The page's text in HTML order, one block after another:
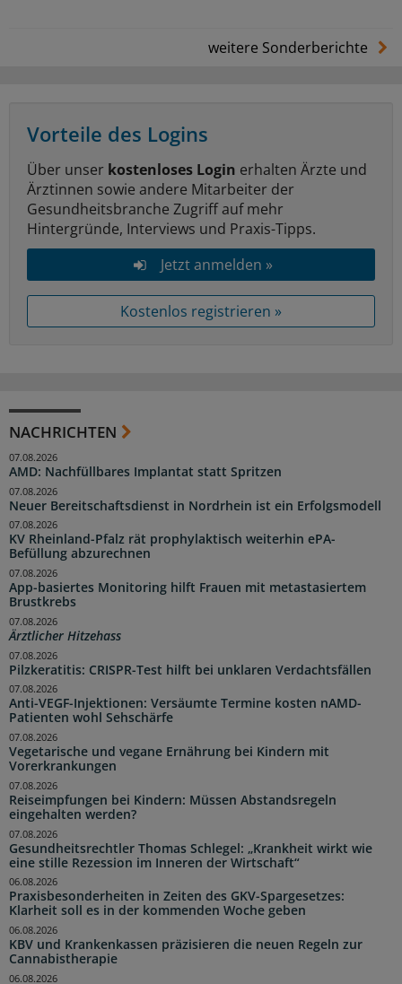
weitere Sonderberichte
Vorteile des Logins
Über unser kostenloses Login erhalten Ärzte und
Ärztinnen sowie andere Mitarbeiter der
Gesundheitsbranche Zugriff auf mehr
Hintergründe, Interviews und Praxis-Tipps.
Jetzt anmelden »
Kostenlos registrieren »
NACHRICHTEN
AMD: Nachfüllbares Implantat statt Spritzen
07.08.2026
Neuer Bereitschaftsdienst in Nordrhein ist ein Erfolgsmodell
07.08.2026
KV Rheinland-Pfalz rät prophylaktisch weiterhin ePA-
Befüllung abzurechnen
07.08.2026
App-basiertes Monitoring hilft Frauen mit metastasiertem
Brustkrebs
07.08.2026
Ärztlicher Hitzehass
07.08.2026
Pilzkeratitis: CRISPR-Test hilft bei unklaren Verdachtsfällen
07.08.2026
Anti-VEGF-Injektionen: Versäumte Termine kosten nAMD-
Patienten wohl Sehschärfe
07.08.2026
Vegetarische und vegane Ernährung bei Kindern mit
Vorerkrankungen
07.08.2026
Reiseimpfungen bei Kindern: Müssen Abstandsregeln
eingehalten werden?
07.08.2026
Gesundheitsrechtler Thomas Schlegel: „Krankheit wirkt wie
eine stille Rezession im Inneren der Wirtschaft“
07.08.2026
Praxisbesonderheiten in Zeiten des GKV-Spargesetzes:
Klarheit soll es in der kommenden Woche geben
06.08.2026
KBV und Krankenkassen präzisieren die neuen Regeln zur
Cannabistherapie
06.08.2026
06.08.2026